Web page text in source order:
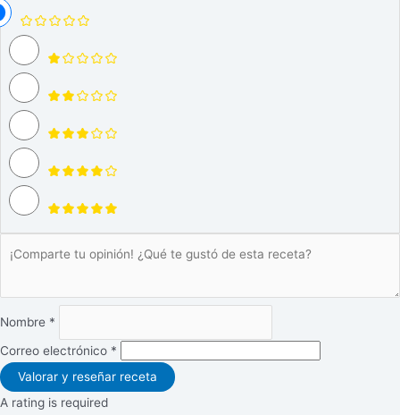
Nombre *
Correo electrónico *
Valorar y reseñar receta
A rating is required